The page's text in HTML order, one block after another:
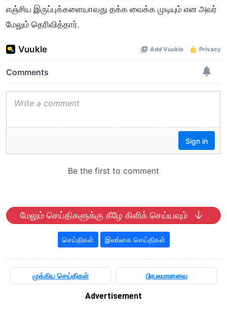
எஞ்சிய இருப்புக்களையாவது தக்க வைக்க முடியும் என அவர்
மேலும் தெரிவித்தார்.
மேலும் செய்திகளுக்கு கீழே கிளிக் செய்யவும்
செய்திகள் இலங்கை செய்திகள்
முக்கிய செய்திகள் பிரபலமானவை
Advertisement